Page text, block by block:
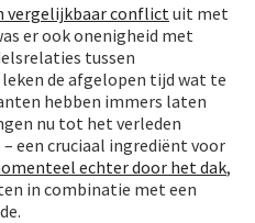
vergelijkbaar conflict uit met
er ook onenigheid met
tussen
de afgelopen tijd wat te
hebben immers laten
nu tot het verleden
een cruciaal ingrediënt voor
echter door het dak,
in combinatie met een